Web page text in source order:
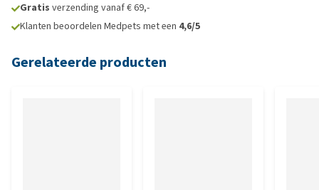
Gratis verzending vanaf € 69,-
Klanten beoordelen Medpets met een 4,6/5
Gerelateerde producten